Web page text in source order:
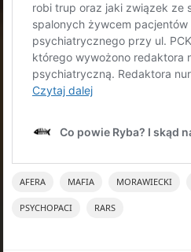
AFERA MAFIA MORAWIECKI
PSYCHOPACI RARS